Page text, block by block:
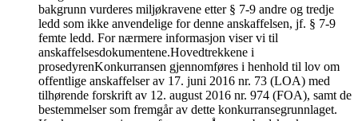
bakgrunn vurderes miljøkravene etter § 7-9 andre og tredje
ledd som ikke anvendelige for denne anskaffelsen, jf. § 7-9
femte ledd. For nærmere informasjon viser vi til
anskaffelsesdokumentene.Hovedtrekkene i
prosedyrenKonkurransen gjennomføres i henhold til lov om
offentlige anskaffelser av 17. juni 2016 nr. 73 (LOA) med
tilhørende forskrift av 12. august 2016 nr. 974 (FOA), samt de
bestemmelser som fremgår av dette konkurransegrunnlaget.